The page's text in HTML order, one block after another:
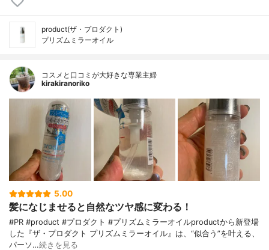
product(ザ・プロダクト)
プリズムミラーオイル
コスメと口コミが大好きな専業主婦
kirakiranoriko
5.00
髪になじませると自然なツヤ感に変わる！
#PR #product #プロダクト #プリズムミラーオイルproductから新登場
した『ザ・プロダクト プリズムミラーオイル』は、“似合う”を叶える、
パーソ…続きを見る